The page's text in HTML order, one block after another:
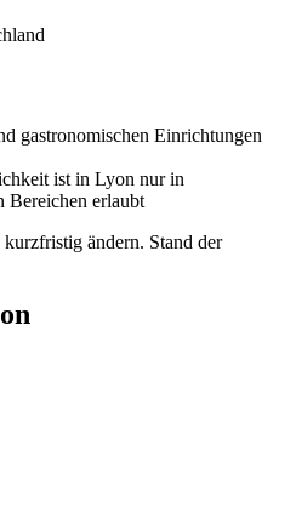
gastronomischen Einrichtungen
ist in Lyon nur in
Bereichen erlaubt
ändern. Stand der